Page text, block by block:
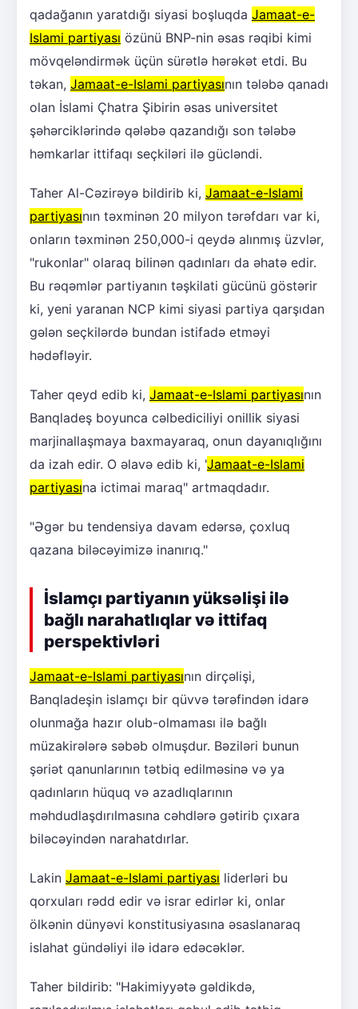
qadağanın yaratdığı siyasi boşluqda Jamaat-e-
Islami partiyası özünü BNP-nin əsas rəqibi kimi
mövqeləndirmək üçün sürətlə hərəkət etdi. Bu
təkan, Jamaat-e-Islami partiyasının tələbə qanadı
olan İslami Çhatra Şibirin əsas universitet
şəhərciklərində qələbə qazandığı son tələbə
həmkarlar ittifaqı seçkiləri ilə gücləndi.
Taher Al-Cəzirəyə bildirib ki, Jamaat-e-Islami
partiyasının təxminən 20 milyon tərəfdarı var ki,
onların təxminən 250,000-i qeydə alınmış üzvlər,
"rukonlar" olaraq bilinən qadınları da əhatə edir.
Bu rəqəmlər partiyanın təşkilati gücünü göstərir
ki, yeni yaranan NCP kimi siyasi partiya qarşıdan
gələn seçkilərdə bundan istifadə etməyi
hədəfləyir.
Taher qeyd edib ki, Jamaat-e-Islami partiyasının
Banqladeş boyunca cəlbediciliyi onillik siyasi
marjinallaşmaya baxmayaraq, onun dayanıqlığını
da izah edir. O əlavə edib ki, "Jamaat-e-Islami
partiyasına ictimai maraq" artmaqdadır.
"Əgər bu tendensiya davam edərsə, çoxluq
qazana biləcəyimizə inanırıq."
İslamçı partiyanın yüksəlişi ilə
bağlı narahatlıqlar və ittifaq
perspektivləri
Jamaat-e-Islami partiyasının dirçəlişi,
Banqladeşin islamçı bir qüvvə tərəfindən idarə
olunmağa hazır olub-olmaması ilə bağlı
müzakirələrə səbəb olmuşdur. Bəziləri bunun
şəriət qanunlarının tətbiq edilməsinə və ya
qadınların hüquq və azadlıqlarının
məhdudlaşdırılmasına cəhdlərə gətirib çıxara
biləcəyindən narahatdırlar.
Lakin Jamaat-e-Islami partiyası liderləri bu
qorxuları rədd edir və israr edirlər ki, onlar
ölkənin dünyəvi konstitusiyasına əsaslanaraq
islahat gündəliyi ilə idarə edəcəklər.
Taher bildirib: "Hakimiyyətə gəldikdə,